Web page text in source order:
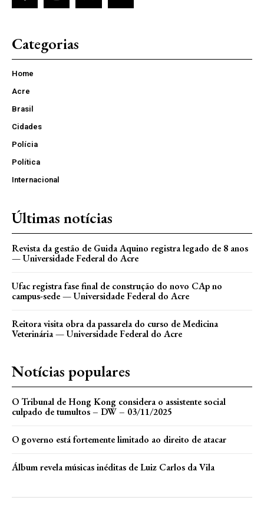
Categorias
Home
Acre
Brasil
Cidades
Polícia
Política
Internacional
Últimas notícias
Revista da gestão de Guida Aquino registra legado de 8 anos
— Universidade Federal do Acre
Ufac registra fase final de construção do novo CAp no
campus-sede — Universidade Federal do Acre
Reitora visita obra da passarela do curso de Medicina
Veterinária — Universidade Federal do Acre
Notícias populares
O Tribunal de Hong Kong considera o assistente social
culpado de tumultos – DW – 03/11/2025
O governo está fortemente limitado ao direito de atacar
Álbum revela músicas inéditas de Luiz Carlos da Vila